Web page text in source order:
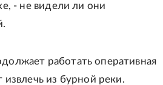
- не видели ли они
работать оперативная
извлечь из бурной реки.